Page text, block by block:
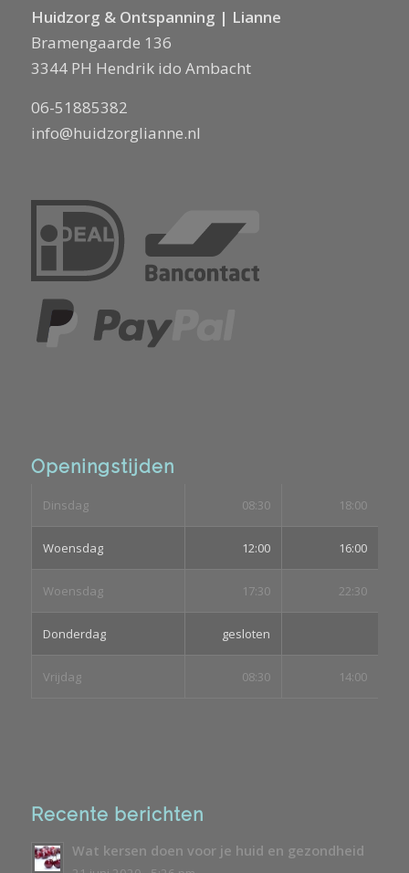
Huidzorg & Ontspanning | Lianne
Bramengaarde 136
3344 PH Hendrik ido Ambacht
06-51885382
info@huidzorglianne.nl
Openingstijden
Dinsdag 08:30 18:00
Woensdag 12:00 16:00
Woensdag 17:30 22:30
Donderdag gesloten
Vrijdag 08:30 14:00
Recente berichten
Wat kersen doen voor je huid en gezondheid